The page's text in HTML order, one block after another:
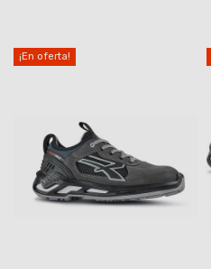
¡En oferta!